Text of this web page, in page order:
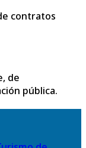
contratos
de
pública.